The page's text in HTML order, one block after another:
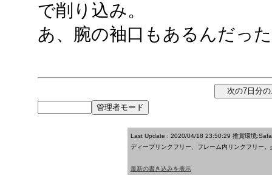
で削り込み。
あ、腕の袖口もあるんだっ
Last Update : 2020/04/18 23:50:29 推賞環境
ディープリンクフリー、フレーム内リンクフリー。
最新の書き込みを表示